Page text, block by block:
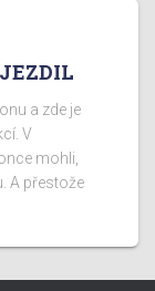
a zde je
V
mohli,
A přestože